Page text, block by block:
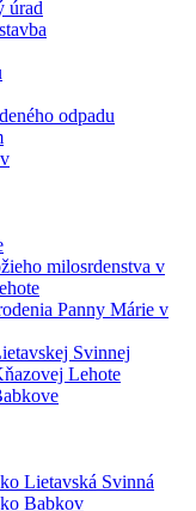
úrad
odpadu
milosrdenstva v
Panny Márie v
Svinnej
Lehote
Lietavská Svinná
Babkov